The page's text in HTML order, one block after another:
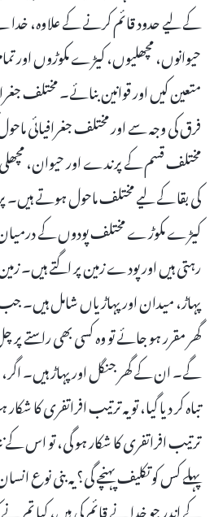
کے لیے حدود قائم کرنے کے علاوہ،
حیوانوں، مچھلیوں، کیڑے مکوڑوں اور
متعین کیں اور قوانین بنائے۔ مختلف
فرق کی وجہ سے اور مختلف جغرافیائی
مختلف قسم کے پرندے اور حیوان،
کی بقا کے لیے مختلف ماحول ہوتے
کیڑے مکوڑے مختلف پودوں کے درمیان
رہتی ہیں اور پودے زمین پر اگتے ہیں۔
پہاڑ، میدان اور پہاڑیاں شامل ہیں۔ جب
گھر مقرر ہو جائے تو وہ کسی بھی راستے
گے۔ ان کے گھر جنگل اور پہاڑ ہیں۔
تباہ کر دیا گیا، تو یہ ترتیب افراتفری کا
ترتیب افراتفری کا شکار ہو گی، تو
پہلے کس کو تکلیف پہنچے گی؟ یہ بنی نوع
کے اندر جو خدا نے قائم کی ہیں، کیا تم